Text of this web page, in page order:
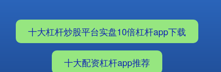
十大杠杆炒股平台实盘10倍杠杆app下载
十大配资杠杆app推荐